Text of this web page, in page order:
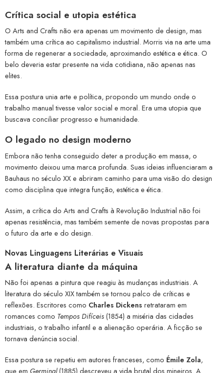
Crítica social e utopia estética
O Arts and Crafts não era apenas um movimento de design, mas
também uma crítica ao capitalismo industrial. Morris via na arte uma
forma de regenerar a sociedade, aproximando estética e ética. O
belo deveria estar presente na vida cotidiana, não apenas nas
elites.
Essa postura unia arte e política, propondo um mundo onde o
trabalho manual tivesse valor social e moral. Era uma utopia que
buscava conciliar progresso e humanidade.
O legado no design moderno
Embora não tenha conseguido deter a produção em massa, o
movimento deixou uma marca profunda. Suas ideias influenciaram a
Bauhaus no século XX e abriram caminho para uma visão do design
como disciplina que integra função, estética e ética.
Assim, a crítica do Arts and Crafts à Revolução Industrial não foi
apenas resistência, mas também semente de novas propostas para
o futuro da arte e do design.
Novas Linguagens Literárias e Visuais
A literatura diante da máquina
Não foi apenas a pintura que reagiu às mudanças industriais. A
literatura do século XIX também se tornou palco de críticas e
reflexões. Escritores como Charles Dickens retrataram em
romances como Tempos Difíceis(1854) a miséria das cidades
industriais, o trabalho infantil e a alienação operária. A ficção se
tornava denúncia social.
Essa postura se repetiu em autores franceses, como Émile Zola,
que em Germinal(1885) descreveu a vida brutal dos mineiros. A